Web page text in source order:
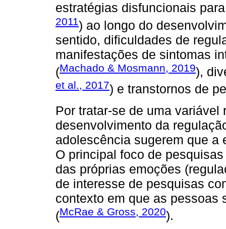
estratégias disfuncionais
2011) ao longo do
sentido, dificuldades de
manifestações de sintomas
(Machado & Mosmann, 2019),
et al., 2017) e transtornos de
Por tratar-se de uma
desenvolvimento da
adolescência sugerem que a
O principal foco de
das próprias emoções
de interesse de pesquisas
contexto em que as pessoas
(McRae & Gross, 2020).